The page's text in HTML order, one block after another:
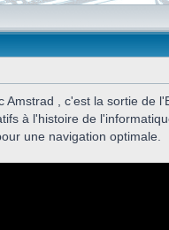
, c'est la sortie de
à l'histoire de
une navigation optimale.